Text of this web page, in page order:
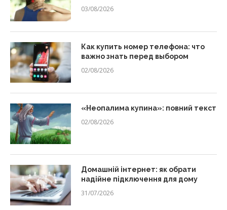
03/08/2026
Как купить номер телефона: что
важно знать перед выбором
02/08/2026
«Неопалима купина»: повний текст
02/08/2026
Домашній інтернет: як обрати
надійне підключення для дому
31/07/2026